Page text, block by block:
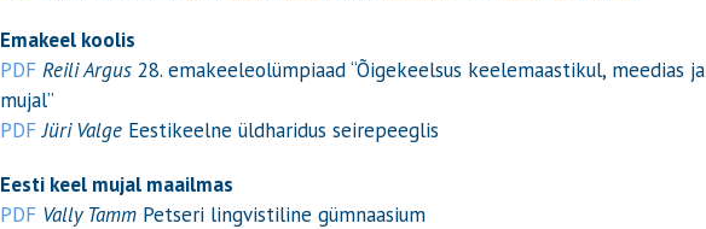
Emakeel koolis
PDF Reili Argus 28. emakeeleolümpiaad “Õigekeelsus keelemaastikul, meedias ja
mujal”
PDF Jüri Valge Eestikeelne üldharidus seirepeeglis
Eesti keel mujal maailmas
PDF Vally Tamm Petseri lingvistiline gümnaasium